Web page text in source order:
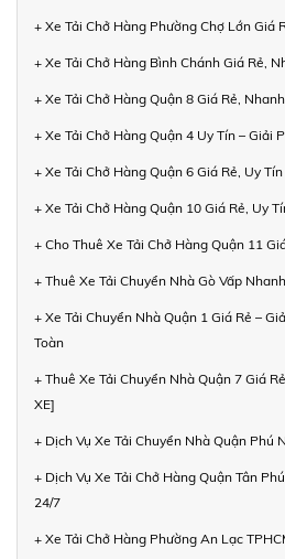
+ Xe Tải Chở Hàng Phường Chợ Lớn Giá
+ Xe Tải Chở Hàng Bình Chánh Giá Rẻ,
+ Xe Tải Chở Hàng Quận 8 Giá Rẻ,
+ Xe Tải Chở Hàng Quận 4 Uy Tín – Giải
+ Xe Tải Chở Hàng Quận 6 Giá Rẻ, Uy
+ Xe Tải Chở Hàng Quận 10 Giá Rẻ, Uy
+ Cho Thuê Xe Tải Chở Hàng Quận 11
+ Thuê Xe Tải Chuyển Nhà Gò Vấp
+ Xe Tải Chuyển Nhà Quận 1 Giá Rẻ –
Toàn
+ Thuê Xe Tải Chuyển Nhà Quận 7 Giá
XE]
+ Dịch Vụ Xe Tải Chuyển Nhà Quận Phú
+ Dịch Vụ Xe Tải Chở Hàng Quận Tân
24/7
+ Xe Tải Chở Hàng Phường An Lạc